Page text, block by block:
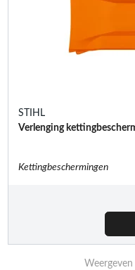
STIHL
Verlenging
Kettingbeschermingen
Weergeven